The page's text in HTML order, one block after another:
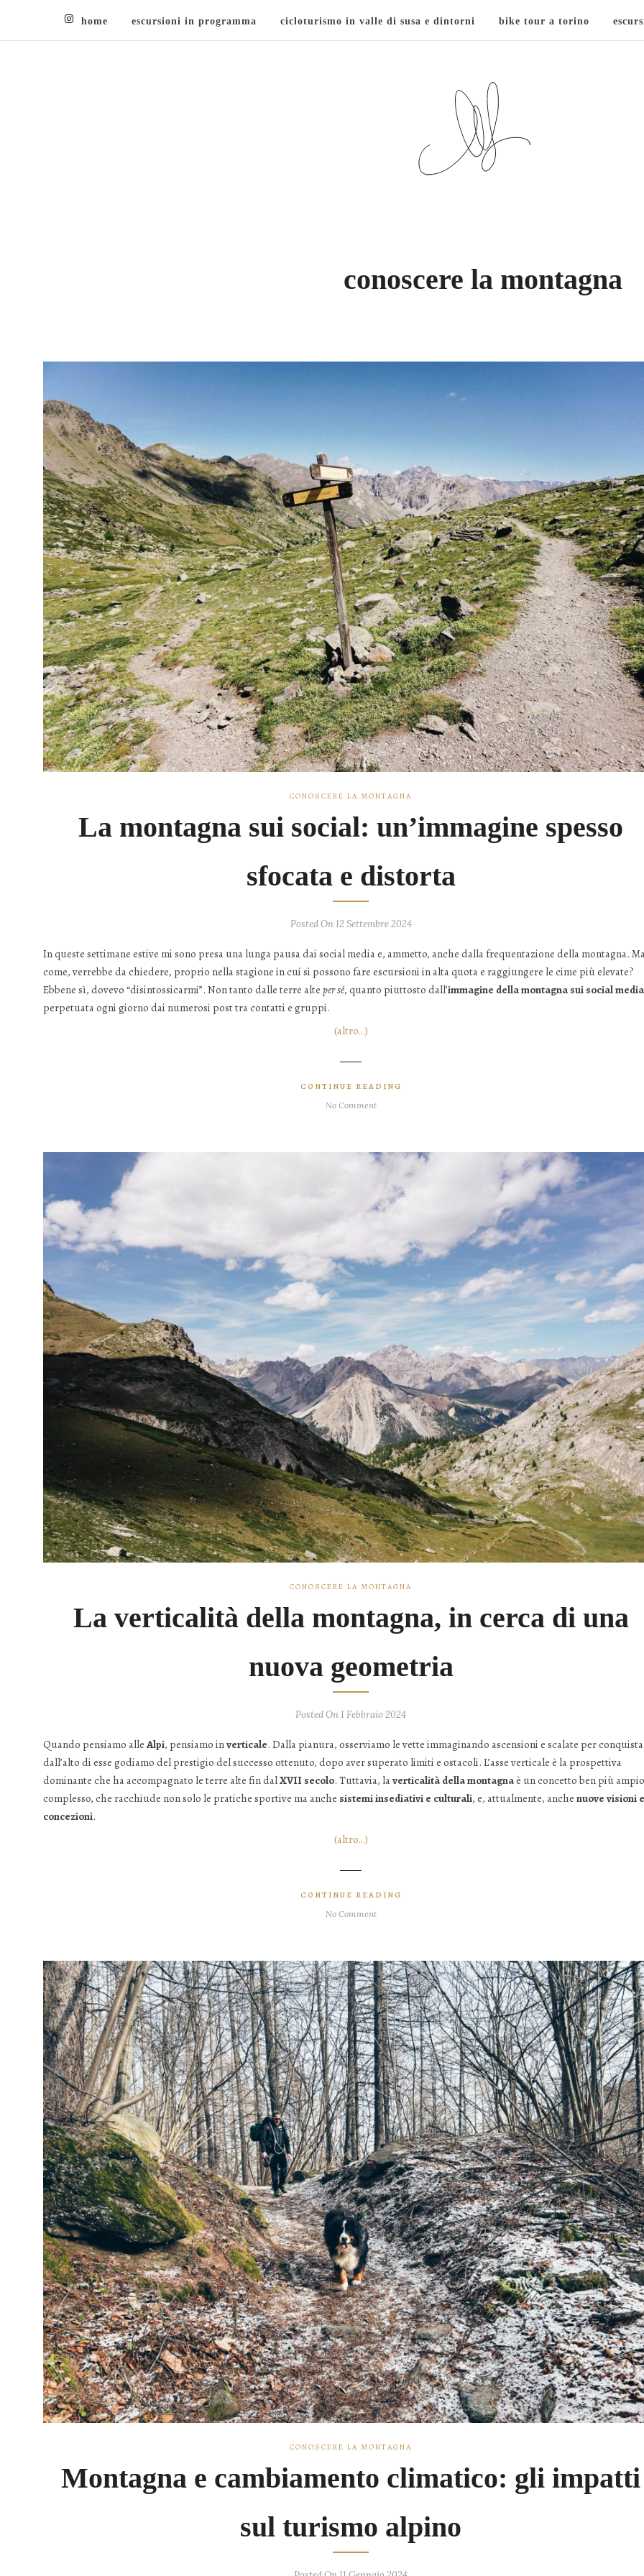
home escursioni in programma cicloturismo in valle di susa e dintorni bike tour a torino
conoscere la montagna
CONOSCERE LA MONTAGNA
La montagna sui social: un’immagine spesso
sfocata e distorta
Posted On 12 Settembre 2024
In queste settimane estive mi sono presa una lunga pausa dai social media e, ammetto, anche dalla frequentazione della montagna.
come, verrebbe da chiedere, proprio nella stagione in cui si possono fare escursioni in alta quota e raggiungere le cime più elevate?
Ebbene sì, dovevo “disintossicarmi”. Non tanto dalle terre alte per sé, quanto piuttosto dall’immagine della montagna sui social media
perpetuata ogni giorno dai numerosi post tra contatti e gruppi.
(altro…)
CONTINUE READING
No Comment
CONOSCERE LA MONTAGNA
La verticalità della montagna, in cerca di una
nuova geometria
Posted On 1 Febbraio 2024
Quando pensiamo alle Alpi, pensiamo inverticale. Dalla pianura, osserviamo le vette immaginando ascensioni e scalate per
dall’alto di esse godiamo del prestigio del successo ottenuto, dopo aver superato limiti e ostacoli. L’asse verticale è la prospettiva
dominante che ha accompagnato le terre alte fin dalXVII secolo. Tuttavia, laverticalità della montagnaè un concetto ben più
complesso, che racchiude non solo le pratiche sportive ma anche sistemi insediativi e culturali, e, attualmente, anche nuove visioni e
concezioni.
(altro…)
CONTINUE READING
No Comment
CONOSCERE LA MONTAGNA
Montagna e cambiamento climatico: gli impatti
sul turismo alpino